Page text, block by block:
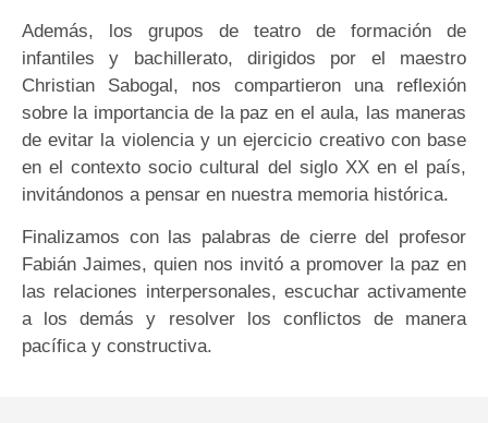
Además, los grupos de teatro de formación de
infantiles y bachillerato, dirigidos por el maestro
Christian Sabogal, nos compartieron una reflexión
sobre la importancia de la paz en el aula, las maneras
de evitar la violencia y un ejercicio creativo con base
en el contexto socio cultural del siglo XX en el país,
invitándonos a pensar en nuestra memoria histórica.
Finalizamos con las palabras de cierre del profesor
Fabián Jaimes, quien nos invitó a promover la paz en
las relaciones interpersonales, escuchar activamente
a los demás y resolver los conflictos de manera
pacífica y constructiva.